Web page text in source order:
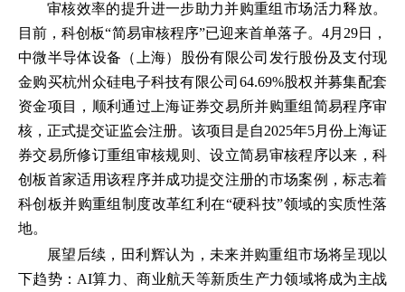
审核效率的提升进一步助力并购重组市场活力释放。
目前，科创板“简易审核程序”已迎来首单落子。4月29日，
中微半导体设备（上海）股份有限公司发行股份及支付现
金购买杭州众硅电子科技有限公司64.69%股权并募集配套
资金项目，顺利通过上海证券交易所并购重组简易程序审
核，正式提交证监会注册。该项目是自2025年5月份上海证
券交易所修订重组审核规则、设立简易审核程序以来，科
创板首家适用该程序并成功提交注册的市场案例，标志着
科创板并购重组制度改革红利在“硬科技”领域的实质性落
地。
展望后续，田利辉认为，未来并购重组市场将呈现以
下趋势：AI算力、商业航天等新质生产力领域将成为主战